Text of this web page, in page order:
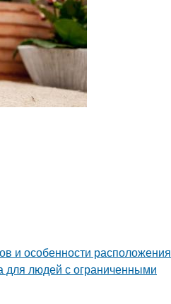
и особенности расположения
для людей с ограниченными